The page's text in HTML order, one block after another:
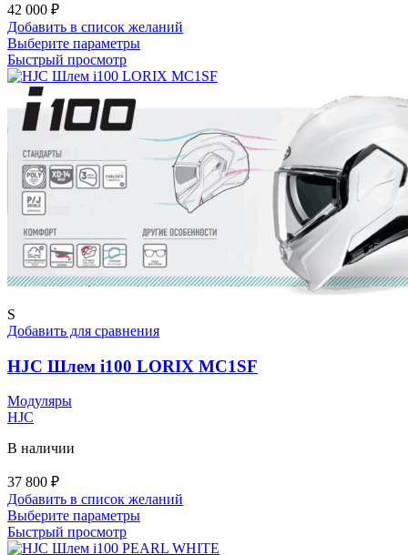
42 000 ₽
Добавить в список желаний
Выберите параметрыЭтот
имеет
можно
выбрать
странице
товара.
Быстрый просмотр
S
Добавить для сравнения
HJC Шлем i100 LORIX MC1SF
Модуляры
HJC
В наличии
37 800 ₽
Добавить в список желаний
Выберите параметрыЭтот
имеет
Быстрый просмотр